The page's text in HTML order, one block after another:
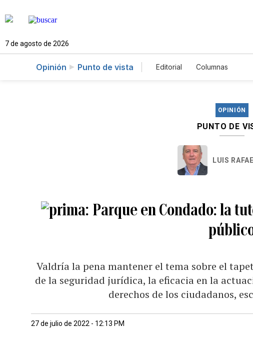
7 de agosto de 2026
Opinión Punto de vista Editorial Columnas
OPINIÓN
PUNTO DE
LUIS
Parque en Condado: la
Valdría la pena mantener el tema sobre el
de la seguridad jurídica, la eficacia en la
derechos de los ciudadanos,
27 de julio de 2022 - 12:13 PM